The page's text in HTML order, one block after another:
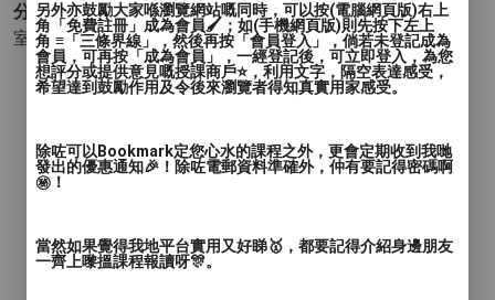
分類 :
室內運動 - 武術- 跆拳道
另外亦鼓勵大家喺瀏覽網站嘅同時，可以按(電腦網頁版)右上
角「免費註冊」成為會員🖌️；如(手機網頁版)則先按下左上
角 ≡「三條界線」，然後再按「會員登入」，倘若未登記成為
會員，可再按「成為會員」，一經登記後，可立即登入，為您
想評分或提供意見嘅授課商戶⭐️，利用文字，隔空表達感受，
希望達到鼓勵作用及令後來瀏覽者得知真實用家感受。
除咗可以Bookmark定您心水的課程之外，更會定期收到我哋
發出的優惠通知🎉！除咗電郵資料準確外，仲有要記得密碼啊
㊙️！
當然如果覺得我地平台實用又好睇🥇，都要記得介紹身邊朋友
一齊上嚟搵課程報讀呀🎊。